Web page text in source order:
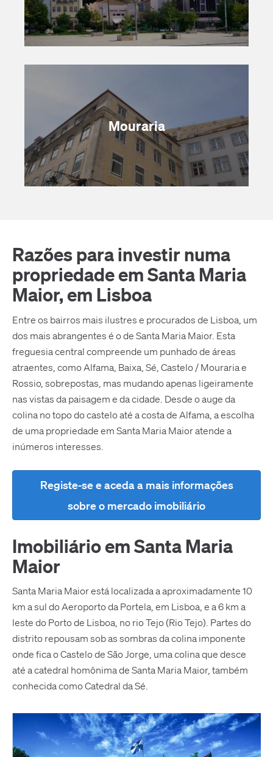
Mouraria
Razões para investir numa
propriedade em Santa Maria
Maior, em Lisboa
Entre os bairros mais ilustres e procurados de Lisboa, um
dos mais abrangentes é o de Santa Maria Maior. Esta
freguesia central compreende um punhado de áreas
atraentes, como Alfama, Baixa, Sé, Castelo / Mouraria e
Rossio, sobrepostas, mas mudando apenas ligeiramente
nas vistas da paisagem e da cidade. Desde o auge da
colina no topo do castelo até a costa de Alfama, a escolha
de uma propriedade em Santa Maria Maior atende a
inúmeros interesses.
Registe-se e aceda a mais informações
sobre o mercado imobiliário
Imobiliário em Santa Maria
Maior
Santa Maria Maior está localizada a aproximadamente 10
km a sul do Aeroporto da Portela, em Lisboa, e a 6 km a
leste do Porto de Lisboa, no rio Tejo (Rio Tejo). Partes do
distrito repousam sob as sombras da colina imponente
onde fica o Castelo de São Jorge, uma colina que desce
até a catedral homônima de Santa Maria Maior, também
conhecida como Catedral da Sé.